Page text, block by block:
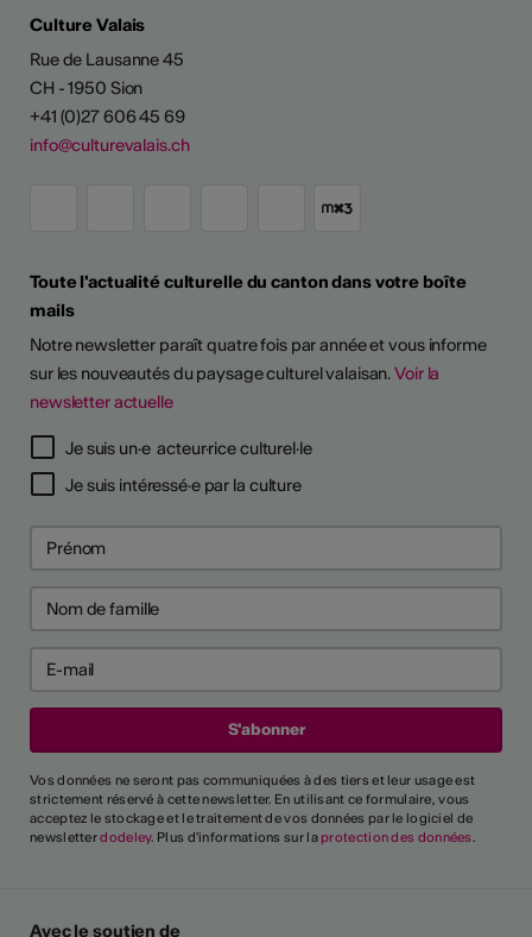
Culture Valais
Rue de Lausanne 45
CH - 1950 Sion
+41 (0)27 606 45 69
info@culturevalais.ch
Toute l'actualité culturelle du canton dans votre boîte
mails
Notre newsletter paraît quatre fois par année et vous informe
sur les nouveautés du paysage culturel valaisan.Voir la
newsletter actuelle
Je suis un·e acteur·rice culturel·le
Je suis intéressé·e par la culture
Vos données ne seront pas communiquées à des tiers et leur usage est
strictement réservé à cette newsletter. En utilisant ce formulaire, vous
acceptez le stockage et le traitement de vos données par le logiciel de
newsletterdodeley. Plus d'informations sur la protection des données.
Avec le soutien de